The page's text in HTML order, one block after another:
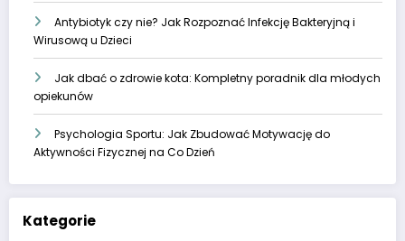
Antybiotyk czy nie? Jak Rozpoznać Infekcję Bakteryjną i
Wirusową u Dzieci
Jak dbać o zdrowie kota: Kompletny poradnik dla młodych
opiekunów
Psychologia Sportu: Jak Zbudować Motywację do
Aktywności Fizycznej na Co Dzień
Kategorie